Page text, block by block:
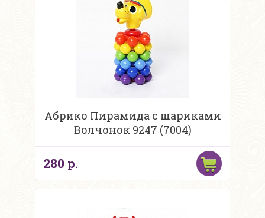
Абрико Пирамида с шариками
Волчонок 9247 (7004)
280 р.